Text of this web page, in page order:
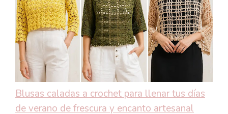
Blusas caladas a crochet para llenar tus días
de verano de frescura y encanto artesanal